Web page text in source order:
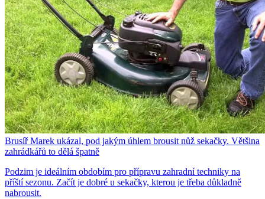
Brusíř Marek ukázal, pod jakým úhlem brousit nůž sekačky. Většina
zahrádkářů to dělá špatně
Podzim je ideálním obdobím pro přípravu zahradní techniky na
příští sezonu. Začít je dobré u sekačky, kterou je třeba důkladně
nabrousit.